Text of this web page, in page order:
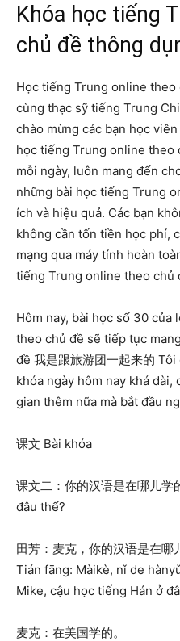
Khóa học tiếng
chủ đề thông
Học tiếng Trung online
cùng thạc sỹ tiếng Trung
chào mừng các bạn học
học tiếng Trung online theo
mỗi ngày, luôn mang đến
những bài học tiếng Trung
ích và hiệu quả. Các bạn
không cần tốn tiền học phí,
mạng qua máy tính hoàn
tiếng Trung online theo chủ
Hôm nay, bài học số 30
theo chủ đề sẽ tiếp tục
đề 我是跟旅游团一起来的
khóa ngày hôm nay khá
gian thêm nữa mà bắt đầu
课文 Bài khóa
课文二：你的汉语是在哪儿
đâu thế?
田芳：麦克，你的汉语是在哪
Tián fāng: Màikè, nǐ de
Mike, cậu học tiếng Hán ở
麦克：在美国学的。